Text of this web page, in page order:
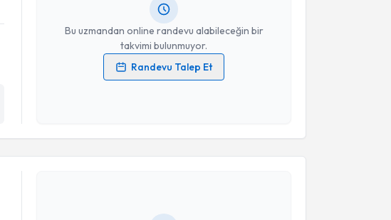
Bu uzmandan online randevu alabileceğin bir
takvimi bulunmuyor.
Randevu Talep Et
Kişisel verilerimin işlenmesine ilişkinAydınlatma Metni
Takvim Talebini Gönder
Randevu Takvimi Talebi
Op. Dr. Hüseyin Emre Akdeniz